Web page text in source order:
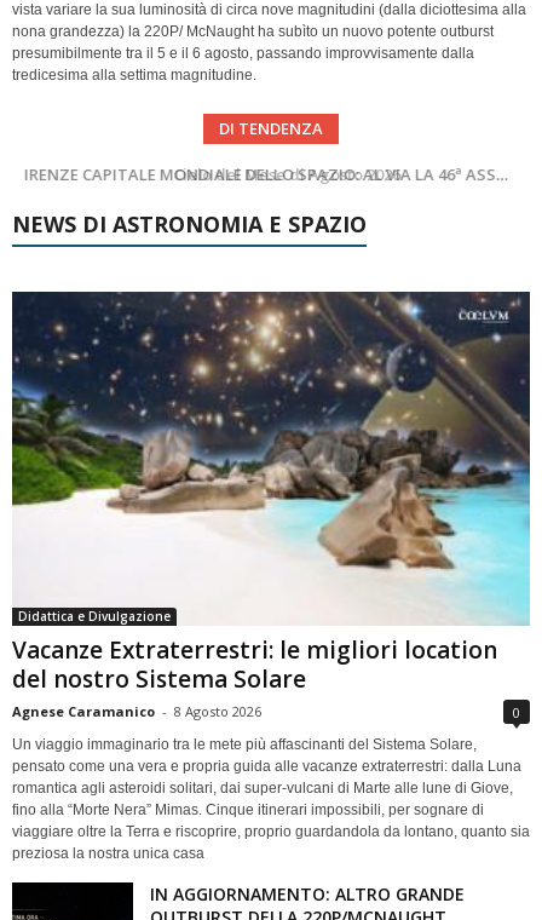
vista variare la sua luminosità di circa nove magnitudini (dalla diciottesima alla
nona grandezza) la 220P/ McNaught ha subìto un nuovo potente outburst
presumibilmente tra il 5 e il 6 agosto, passando improvvisamente dalla
tredicesima alla settima magnitudine.
DI TENDENZA
Cielo del Mese di Agosto 2026
SUPERNOVAE aggiornamenti del mese – Agosto 2026
NEWS DI ASTRONOMIA E SPAZIO
Didattica e Divulgazione
Vacanze Extraterrestri: le migliori location
del nostro Sistema Solare
Agnese Caramanico - 8 Agosto 2026 0
Un viaggio immaginario tra le mete più affascinanti del Sistema Solare,
pensato come una vera e propria guida alle vacanze extraterrestri: dalla Luna
romantica agli asteroidi solitari, dai super-vulcani di Marte alle lune di Giove,
fino alla “Morte Nera” Mimas. Cinque itinerari impossibili, per sognare di
viaggiare oltre la Terra e riscoprire, proprio guardandola da lontano, quanto sia
preziosa la nostra unica casa
IN AGGIORNAMENTO: ALTRO GRANDE